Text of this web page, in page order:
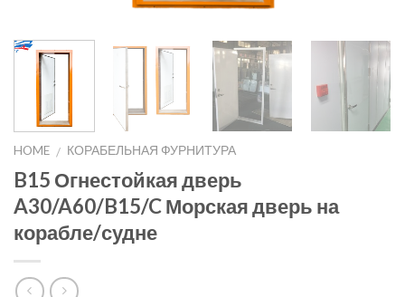
HOME / КОРАБЕЛЬНАЯ ФУРНИТУРА
B15 Огнестойкая дверь
A30/A60/B15/C Морская дверь на
корабле/судне